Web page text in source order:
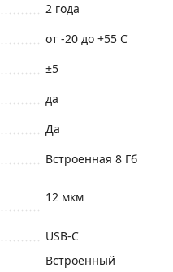
2 года
от -20 до +55 C
±5
да
Да
Встроенная 8 Гб
12 мкм
USB-C
Встроенный